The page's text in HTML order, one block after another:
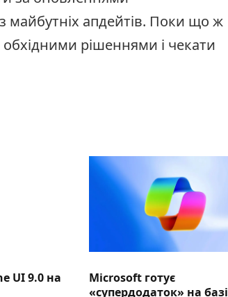
майбутніх апдейтів. Поки що ж
рішеннями і чекати
UI 9.0 на
Microsoft готує
«супердодаток» на базі